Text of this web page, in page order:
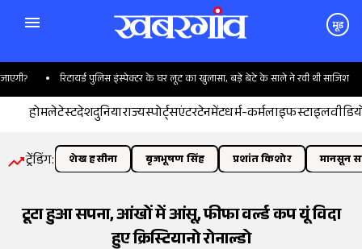
मूड
रिटायर्ड पुलिस इंस्पेक्टर के घर लूट का खुलासा, बड़े बेटे के साले ने रची थी साजिश
होमलेटेस्टदेशदुनियाराज्यस्पोर्ट्सएंटरटेनमेंटधर्म-कर्मलाइफस्टाइल
ट्रेंडिंग: शेख हसीना बृजभूषण सिंह प्रशांत किशोर मानसून
टूटा हुआ सपना, आंखों में आंसू, फीफा वर्ल्ड कप यूं विदा
हुए क्रिस्टियानो रोनाल्डो